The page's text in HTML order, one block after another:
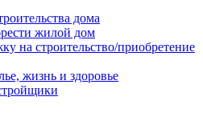
дома
жилой дом
на строительство/приобретение
жизнь и здоровье